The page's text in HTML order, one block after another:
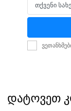
Name
თქვენი
დატოვეთ